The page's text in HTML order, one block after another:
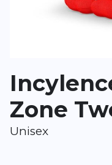
Dieses Formular ist
Google.
Zone
Unisex